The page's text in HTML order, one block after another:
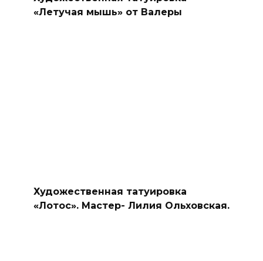
«Летучая мышь» от Валеры
Художественная татуировка
«Лотос». Мастер- Лилия Ольховская.